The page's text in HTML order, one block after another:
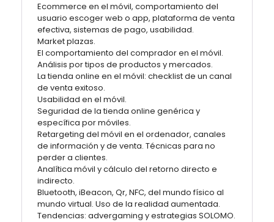
Ecommerce en el móvil, comportamiento del
usuario escoger web o app, plataforma de venta
efectiva, sistemas de pago, usabilidad.
Market plazas.
El comportamiento del comprador en el móvil.
Análisis por tipos de productos y mercados.
La tienda online en el móvil: checklist de un canal
de venta exitoso.
Usabilidad en el móvil.
Seguridad de la tienda online genérica y
específica por móviles.
Retargeting del móvil en el ordenador, canales
de información y de venta. Técnicas para no
perder a clientes.
Analítica móvil y cálculo del retorno directo e
indirecto.
Bluetooth, iBeacon, Qr, NFC, del mundo físico al
mundo virtual. Uso de la realidad aumentada.
Tendencias: advergaming y estrategias SOLOMO.